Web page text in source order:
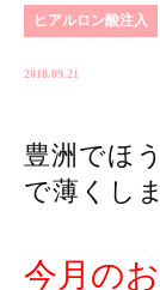
ヒアルロン酸注入
2018.09.21
豊洲でほ
で薄くし
今月の